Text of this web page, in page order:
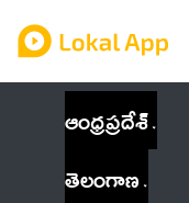
ఆంధ్రప్రదేశ్
తెలంగాణ